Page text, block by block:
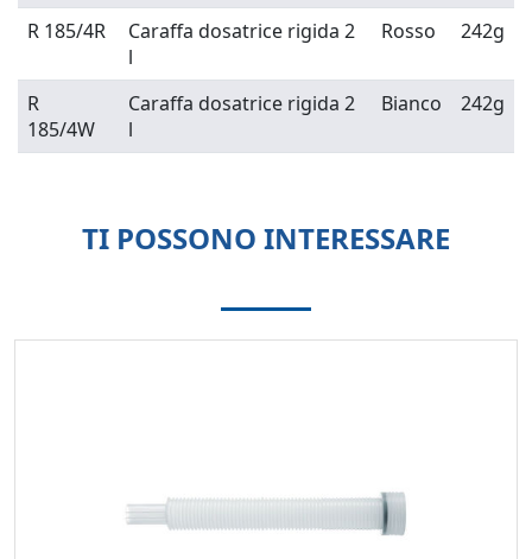
R 185/4R
Caraffa dosatrice rigida 2
l
Rosso 242g
R
185/4W
Caraffa dosatrice rigida 2
l
Bianco 242g
TI POSSONO INTERESSARE